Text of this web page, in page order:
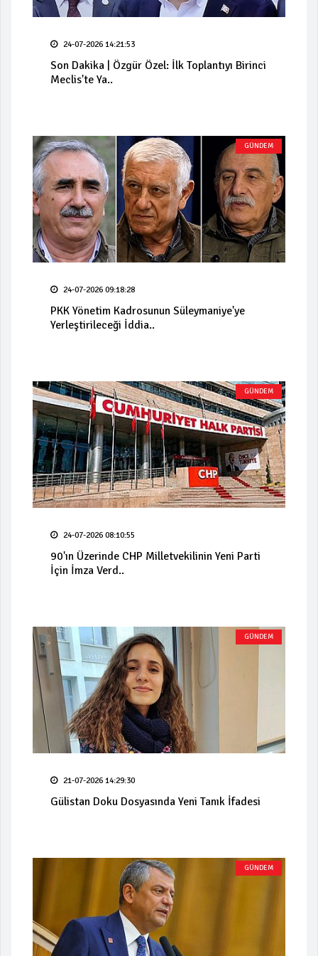
24-07-2026 14:21:53
Son Dakika | Özgür Özel: İlk Toplantıyı Birinci
Meclis'te Ya..
GÜNDEM
24-07-2026 09:18:28
PKK Yönetim Kadrosunun Süleymaniye'ye
Yerleştirileceği İddia..
GÜNDEM
24-07-2026 08:10:55
90'ın Üzerinde CHP Milletvekilinin Yeni Parti
İçin İmza Verd..
GÜNDEM
21-07-2026 14:29:30
Gülistan Doku Dosyasında Yeni Tanık İfadesi
GÜNDEM